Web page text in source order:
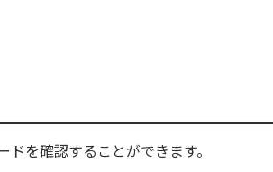
を確認することができます。